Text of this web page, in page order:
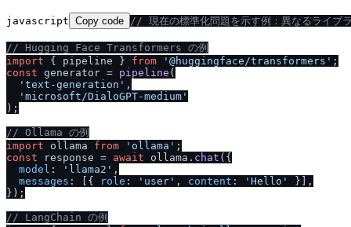
javascript Copy code // 現在の標準化問題を示す例：異なるライブ
// Hugging Face Transformers の例
import { pipeline } from '@huggingface/transformers'
const generator = pipeline (
'text-generation' ,
'microsoft/DialoGPT-medium'
);
// Ollama の例
import ollama from 'ollama'
const response = await ollama. chat ({
model : 'llama2' ,
messages : [{ role : 'user' , content : 'Hello'
}],
});
// LangChain の例